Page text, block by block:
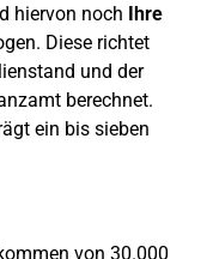
hiervon noch Ihre
Diese richtet
und der
berechnet.
ein bis sieben
von 30.000